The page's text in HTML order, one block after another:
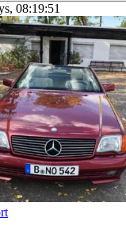
08:19:51